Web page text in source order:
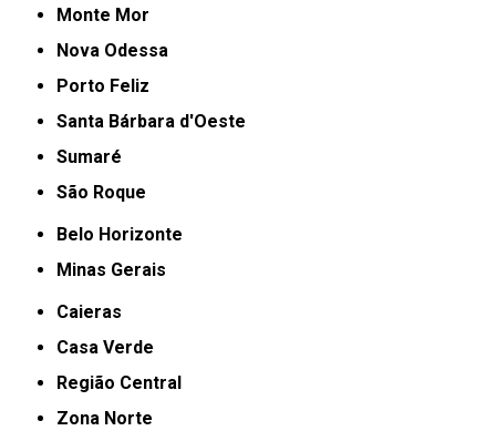
Monte Mor
Nova Odessa
Porto Feliz
Santa Bárbara d'Oeste
Sumaré
São Roque
Belo Horizonte
Minas Gerais
Caieras
Casa Verde
Região Central
Zona Norte